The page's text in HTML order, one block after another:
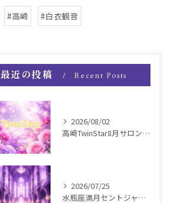
#高崎 #白衣観音
最近の投稿 Recent Posts
2026/08/02
高崎TwinStar8月サロンお知らせ
2026/07/25
水瓶座満月セントジャーメインGSVF遠隔お知らせ